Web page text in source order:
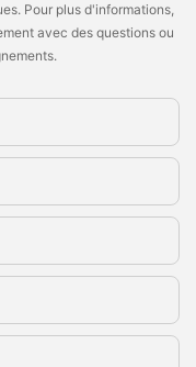
Pour plus d'informations,
avec des questions ou